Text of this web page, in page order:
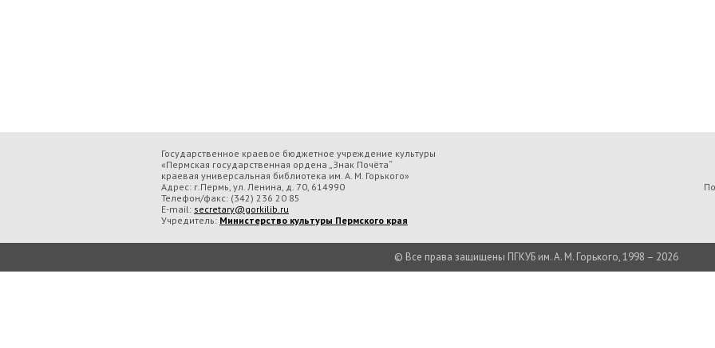
Государственное краевое бюджетное учреждение культуры
«Пермская государственная ордена „Знак Почёта“
краевая универсальная библиотека им. А. М. Горького»
Адрес: г.Пермь, ул. Ленина, д. 70, 614990
Телефон/факс: (342) 236 20 85
E-mail: secretary@gorkilib.ru
Учредитель: Министерство культуры Пермского края
© Все права защищены ПГКУБ им. А. М. Горького, 1998 – 2026
Во время посещения сайта Государственное краевое бюджетное учреждение культуры «Пермская государственная ордена „Знак Почёта“ краевая
обрабатываем данные с использованием метрических программ.